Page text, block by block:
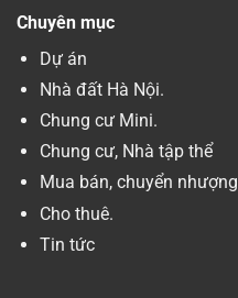
Chuyên mục
Dự án
Nhà đất Hà Nội.
Chung cư Mini.
Chung cư, Nhà tập thể
Mua bán, chuyển nhượng
Cho thuê.
Tin tức